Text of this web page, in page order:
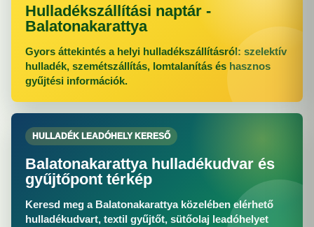
Hulladékszállítási naptár -
Balatonakarattya
Gyors áttekintés a helyi hulladékszállításról: szelektív
hulladék, szemétszállítás, lomtalanítás és hasznos
gyűjtési információk.
HULLADÉK LEADÓHELY KERESŐ
Balatonakarattya hulladékudvar és
gyűjtőpont térkép
Keresd meg a Balatonakarattya közelében elérhető
hulladékudvart, textil gyűjtőt, sütőolaj leadóhelyet